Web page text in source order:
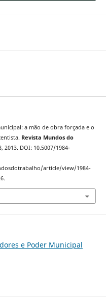
a mão de obra forçada e o
Revista Mundos do
2013. DOI: 10.5007/1984-
article/view/1984-
e Poder Municipal